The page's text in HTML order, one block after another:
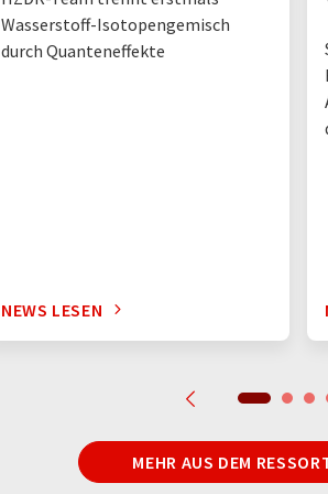
Wasserstoff-Isotopengemisch
durch Quanteneffekte
NEWS LESEN
MEHR AUS DEM